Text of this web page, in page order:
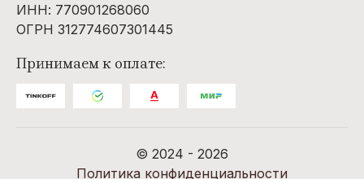
ИНН: 770901268060
ОГРН 312774607301445
Принимаем к оплате:
© 2024 - 2026
Политика конфиденциальности